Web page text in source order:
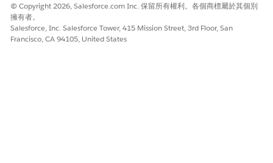
© Copyright 2026, Salesforce.com Inc. 保留所有權利。各個商標屬於其個別
擁有者。
Salesforce, Inc. Salesforce Tower, 415 Mission Street, 3rd Floor, San
Francisco, CA 94105, United States